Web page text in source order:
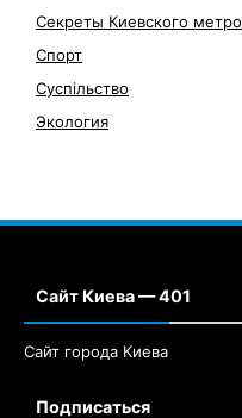
Секреты Киевского метро
Спорт
Суспільство
Экология
Сайт Киева — 401
Сайт города Киева
Подписаться